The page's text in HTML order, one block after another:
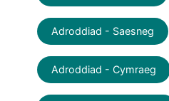
Adroddiad - Saesneg
Adroddiad - Cymraeg